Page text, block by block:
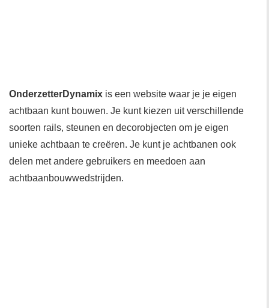
OnderzetterDynamix is een website waar je je eigen
achtbaan kunt bouwen. Je kunt kiezen uit verschillende
soorten rails, steunen en decorobjecten om je eigen
unieke achtbaan te creëren. Je kunt je achtbanen ook
delen met andere gebruikers en meedoen aan
achtbaanbouwwedstrijden.